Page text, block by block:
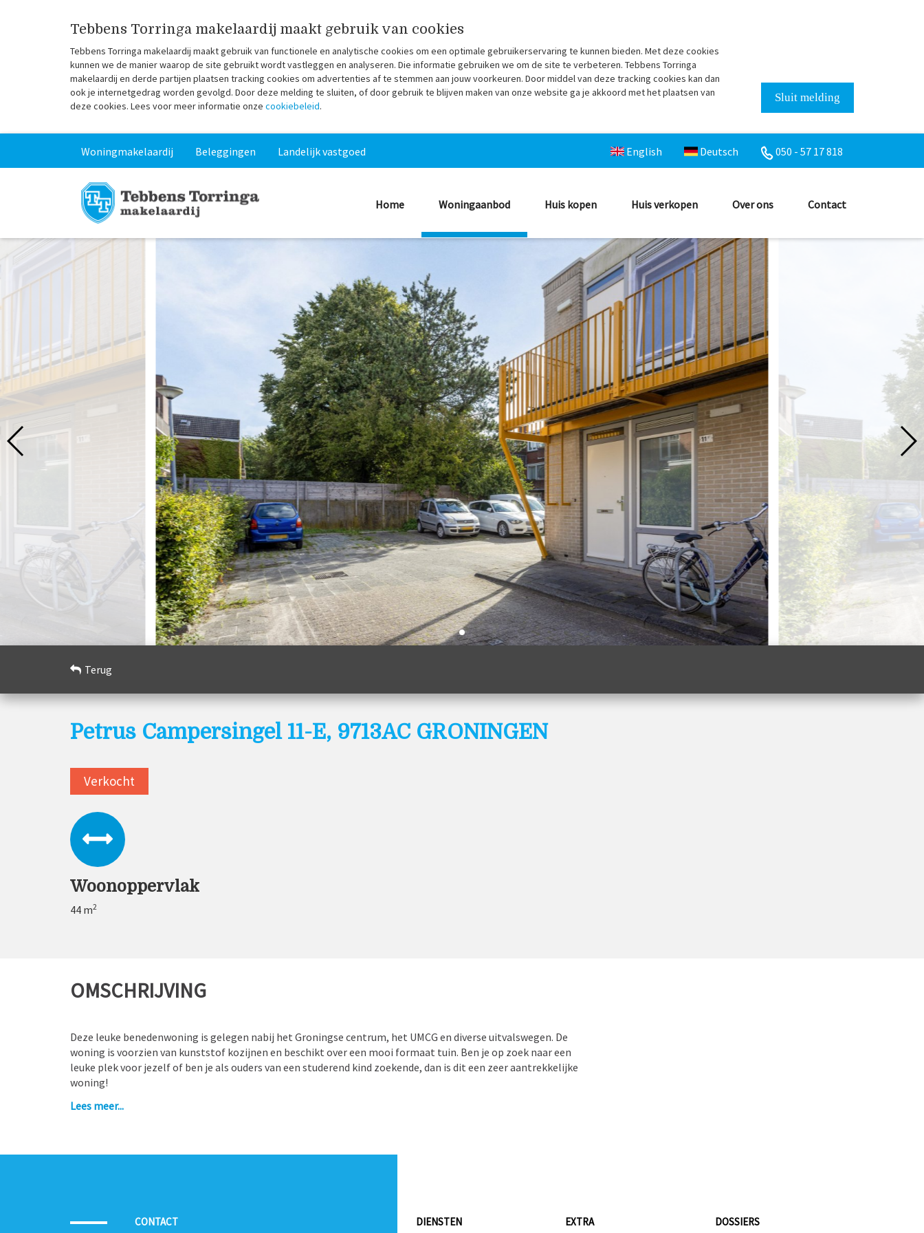
Tebbens Torringa makelaardij maakt gebruik van cookies
Tebbens Torringa makelaardij maakt gebruik van functionele en analytische cookies om een optimale gebruikerservaring te kunnen bieden. Met deze cookies
kunnen we de manier waarop de site gebruikt wordt vastleggen en analyseren. Die informatie gebruiken we om de site te verbeteren. Tebbens Torringa
makelaardij en derde partijen plaatsen tracking cookies om advertenties af te stemmen aan jouw voorkeuren. Door middel van deze tracking cookies kan dan
ook je internetgedrag worden gevolgd. Door deze melding te sluiten, of door gebruik te blijven maken van onze website ga je akkoord met het plaatsen van
deze cookies. Lees voor meer informatie onze cookiebeleid.
Sluit melding
Woningmakelaardij Beleggingen Landelijk vastgoed English Deutsch 050 - 57 17 818
Home Woningaanbod Huis kopen Huis verkopen Over ons Contact
Terug
Petrus Campersingel 11-E, 9713AC GRONINGEN
Verkocht
Woonoppervlak
44 m2
OMSCHRIJVING
Deze leuke benedenwoning is gelegen nabij het Groningse centrum, het UMCG en diverse uitvalswegen. De
woning is voorzien van kunststof kozijnen en beschikt over een mooi formaat tuin. Ben je op zoek naar een
leuke plek voor jezelf of ben je als ouders van een studerend kind zoekende, dan is dit een zeer aantrekkelijke
woning!
De woning is gelegen nabij het UMCG en het Groningse centrum. Allerhande voorzieningen zijn dan ook
dubbele beglazing. Daarnaast beschikt het over een nette keuken, toilet en nette badkamer, dus is het
Entree, hal, lichte woonkamer met open keuken (ca. 22m²), slaapkamer van 8,5m², bergruimte alwaar cv,
Lees meer...
CONTACT DIENSTEN EXTRA DOSSIERS